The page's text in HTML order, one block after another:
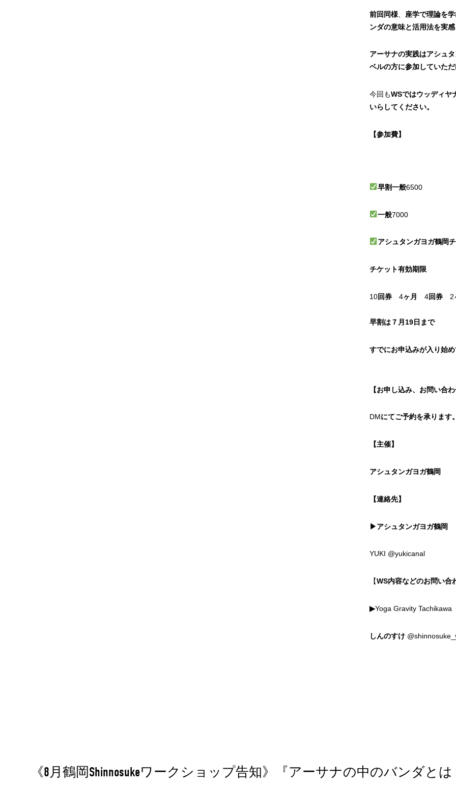
前回同様、 座学で理論を
ンダの意味と活用法を実感
アーサナの実践はアシュ
ベルの方に参加していただ
今回もWSではウッディヤ
いらしてください。
【参加費】
早割一般6500
一般7000
アシュタンガヨガ鶴岡
チケット有効期限
10回券 4ヶ月 4回券 2
早割は７月19日まで
すでにお申込みが入り始
【お申し込み、お問い合わ
DMにてご予約を承ります
【主催】
アシュタンガヨガ鶴岡
【連絡先】
▶︎アシュタンガヨガ鶴岡
YUKI @yukicanal
【WS内容などのお問い合
▶︎Yoga Gravity Tachikawa
しんのすけ
《8月鶴岡Shinnosukeワークショップ告知》『アーサナの中のバンダ